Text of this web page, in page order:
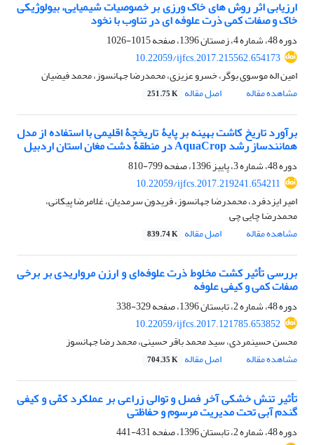
ارزیابی اثر روش های خاک ورزی بر خصوصیات شیمیایی، بیولوژیکی
خاک و صفات کمی ذرت علوفه ای در تناوب با نخود
دوره 48، شماره 4، زمستان 1396، صفحه
1015-1026
10.22059/ijfcs.2017.215562.654173
امین اله موسوی بوگر، خسرو عزیزی، محمدرضا جهانسوز، محمد فیضیان
مشاهده مقاله
اصل مقاله 251.75 K
برآورد تاریخ کاشت بهینه بر پایۀ تاریخچۀ اقلیمی با استفاده از مدل
همانندساز رشد AquaCrop در منطقۀ دشت مغان استان اردبیل
دوره 48، شماره 3، پاییز 1396، صفحه
799-810
10.22059/ijfcs.2017.219241.654211
امیر ایزدفرد، محمدرضا جهانسوز، فریدون سرمدیان، غلامرضا پیکانی،
محمدرضا چایی چی
مشاهده مقاله
اصل مقاله 839.74 K
بررسی تأثیر کشت مخلوط ذرت علوفه‌ای و ارزن مرواریدی بر برخی
صفات کمی و کیفی علوفه
دوره 48، شماره 2، تابستان 1396، صفحه
329-338
10.22059/ijfcs.2017.121785.653852
محسن حسینمردی، سید محمد باقر حسینی، محمد رضا جهانسوز
مشاهده مقاله
اصل مقاله 704.35 K
تأثیر تنش خشکی آخر فصل و توالی زراعی بر عملکرد کمّی و کیفی
گندم آبی تحت مدیریت مرسوم و حفاظتی
دوره 48، شماره 2، تابستان 1396، صفحه
431-441